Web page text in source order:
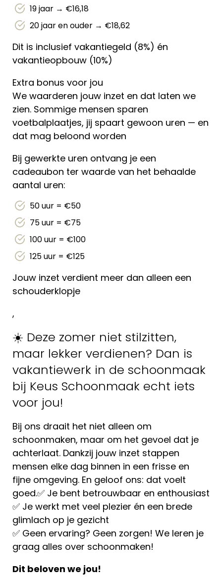
19 jaar → €16,18
20 jaar en ouder → €18,62
Dit is inclusief vakantiegeld (8%) én
vakantieopbouw (10%)
Extra bonus voor jou
We waarderen jouw inzet en dat laten we
zien. Sommige mensen sparen
voetbalplaatjes, jij spaart gewoon uren — en
dat mag beloond worden
Bij gewerkte uren ontvang je een
cadeaubon ter waarde van het behaalde
aantal uren:
50 uur = €50
75 uur = €75
100 uur = €100
125 uur = €125
Jouw inzet verdient meer dan alleen een
schouderklopje
,
☀️ Deze zomer niet stilzitten,
maar lekker verdienen? Dan is
vakantiewerk in de schoonmaak
bij Keus Schoonmaak echt iets
voor jou!
Bij ons draait het niet alleen om
schoonmaken, maar om het gevoel dat je
achterlaat. Dankzij jouw inzet stappen
mensen elke dag binnen in een frisse en
fijne omgeving. En geloof ons: dat voelt
goed.✅ Je bent betrouwbaar en enthousiast
✅ Je werkt met veel plezier én een brede
glimlach op je gezicht
✅ Geen ervaring? Geen zorgen! We leren je
graag alles over schoonmaken!
Dit beloven we jou!